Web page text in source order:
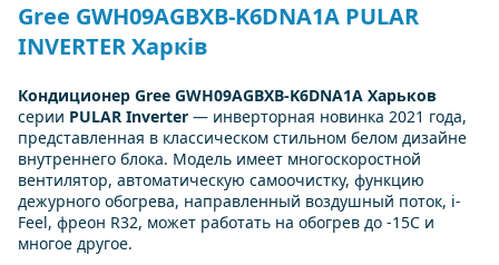
Gree GWH09AGBXB-K6DNA1A PULAR
INVERTER Харків
Кондиционер Gree GWH09AGBXB-K6DNA1A Харьков
серии PULAR Inverter — инверторная новинка 2021 года,
представленная в классическом стильном белом дизайне
внутреннего блока. Модель имеет многоскоростной
вентилятор, автоматическую самоочистку, функцию
дежурного обогрева, направленный воздушный поток, i-
Feel, фреон R32, может работать на обогрев до -15С и
многое другое.